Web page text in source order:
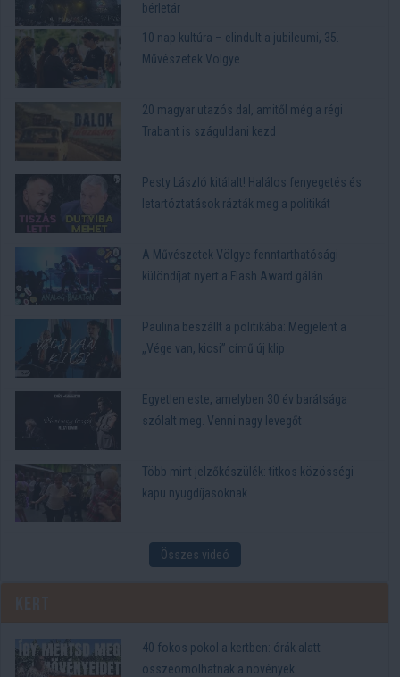
bérletár
10 nap kultúra – elindult a jubileumi, 35.
Művészetek Völgye
20 magyar utazós dal, amitől még a régi
Trabant is száguldani kezd
Pesty László kitálalt! Halálos fenyegetés és
letartóztatások rázták meg a politikát
A Művészetek Völgye fenntarthatósági
különdíjat nyert a Flash Award gálán
Paulina beszállt a politikába: Megjelent a
„Vége van, kicsi” című új klip
Egyetlen este, amelyben 30 év barátsága
szólalt meg. Venni nagy levegőt
Több mint jelzőkészülék: titkos közösségi
kapu nyugdíjasoknak
Összes videó
40 fokos pokol a kertben: órák alatt
összeomolhatnak a növények